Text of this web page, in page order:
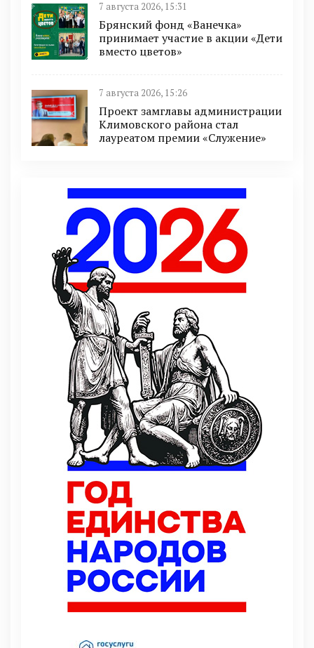
7 августа 2026, 15:31
Брянский фонд «Ванечка»
принимает участие в акции «Дети
вместо цветов»
7 августа 2026, 15:26
Проект замглавы администрации
Климовского района стал
лауреатом премии «Служение»